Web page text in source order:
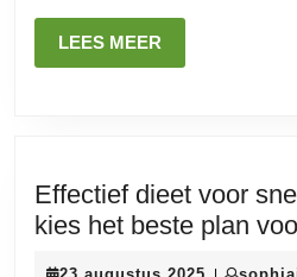
LEES MEER
MEER
Effectief dieet voor
kies het beste plan
23